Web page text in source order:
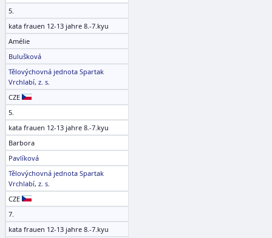
5.
kata frauen 12-13 jahre 8.-7.kyu
Amélie
Bulušková
Tělovýchovná jednota Spartak
Vrchlabí, z. s.
CZE
5.
kata frauen 12-13 jahre 8.-7.kyu
Barbora
Pavlíková
Tělovýchovná jednota Spartak
Vrchlabí, z. s.
CZE
7.
kata frauen 12-13 jahre 8.-7.kyu